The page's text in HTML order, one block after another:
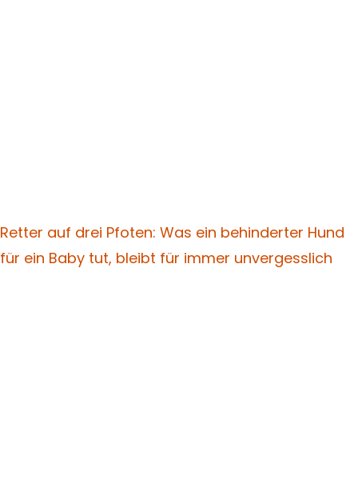
Retter auf drei Pfoten: Was ein behinderter Hund
für ein Baby tut, bleibt für immer unvergesslich